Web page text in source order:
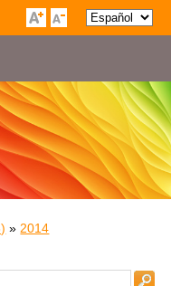
» 2014